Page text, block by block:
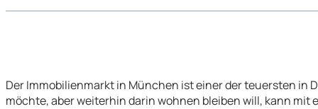
Der Immobilienmarkt in München ist einer der teuersten in
möchte, aber weiterhin darin wohnen bleiben will, kann mit